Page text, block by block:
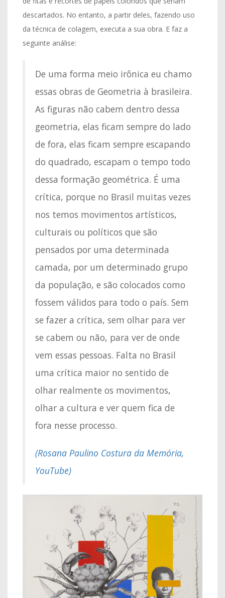
descartados. No entanto, a partir deles, fazendo uso
da técnica de colagem, executa a sua obra. E faz a
seguinte análise:
De uma forma meio irônica eu chamo
essas obras de Geometria à brasileira.
As figuras não cabem dentro dessa
geometria, elas ficam sempre do lado
de fora, elas ficam sempre escapando
do quadrado, escapam o tempo todo
dessa formação geométrica. É uma
crítica, porque no Brasil muitas vezes
nos temos movimentos artísticos,
culturais ou políticos que são
pensados por uma determinada
camada, por um determinado grupo
da população, e são colocados como
fossem válidos para todo o país. Sem
se fazer a crítica, sem olhar para ver
se cabem ou não, para ver de onde
vem essas pessoas. Falta no Brasil
uma crítica maior no sentido de
olhar realmente os movimentos,
olhar a cultura e ver quem fica de
fora nesse processo.
(Rosana Paulino Costura da Memória,
YouTube)